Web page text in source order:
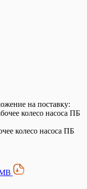
на поставку:
колесо насоса ПБ
колесо насоса ПБ